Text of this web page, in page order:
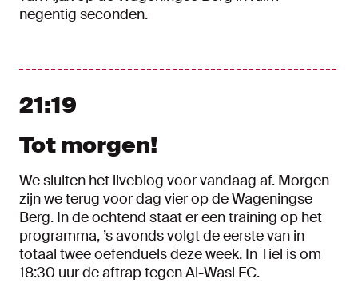
negentig seconden.
21:19
Tot morgen!
We sluiten het liveblog voor vandaag af. Morgen
zijn we terug voor dag vier op de Wageningse
Berg. In de ochtend staat er een training op het
programma, ’s avonds volgt de eerste van in
totaal twee oefenduels deze week. In Tiel is om
18:30 uur de aftrap tegen Al-Wasl FC.